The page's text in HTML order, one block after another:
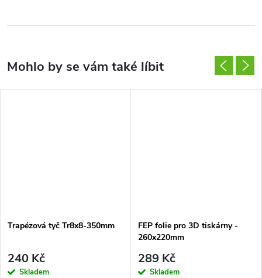
Trapézová tyč Tr8x8-350mm
240 Kč
Skladem
FEP folie pro 3D tiskárny -
260x220mm
289 Kč
Skladem